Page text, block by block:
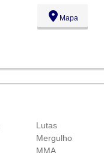
Mapa
Lutas
Mergulho
MMA